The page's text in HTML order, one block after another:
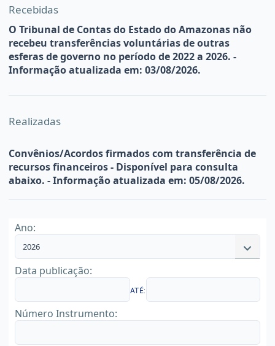
Recebidas
O Tribunal de Contas do Estado do Amazonas não
recebeu transferências voluntárias de outras
esferas de governo no período de 2022 a 2026. -
Informação atualizada em: 03/08/2026.
Realizadas
Convênios/Acordos firmados com transferência de
recursos financeiros - Disponível para consulta
abaixo. - Informação atualizada em: 05/08/2026.
Ano:
2026
Data publicação:
ATÉ:
Número Instrumento: